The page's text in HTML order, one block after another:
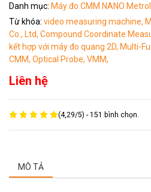
Danh mục: Máy đo CMM NANO
Từ khóa: video measuring machine,
Co., Ltd, Compound Coordinate
kết hợp với máy đo quang 2D, Multi-
CMM, Optical Probe, VMM,
Liên hệ
(4,29/5) -151 bình chọn.
MÔ TẢ